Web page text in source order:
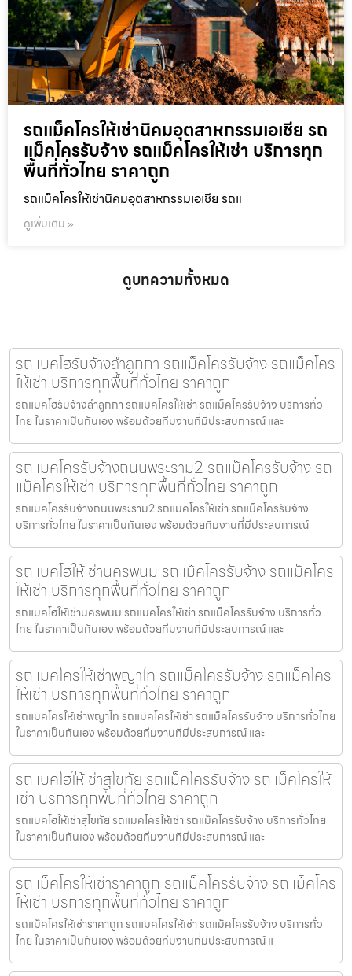
รถแม็คโครให้เช่านิคมอุตสาหกรรมเอเชีย รถ
แม็คโครรับจ้าง รถแม็คโครให้เช่า บริการทุก
พื้นที่ทั่วไทย ราคาถูก
รถแม็คโครให้เช่านิคมอุตสาหกรรมเอเชีย รถแ
ดูเพิ่มเติม »
ดูบทความทั้งหมด
รถแบคโฮรับจ้างลำลูกกา รถแม็คโครรับจ้าง รถแม็คโคร
ให้เช่า บริการทุกพื้นที่ทั่วไทย ราคาถูก
รถแบคโฮรับจ้างลำลูกกา รถแมคโครให้เช่า รถแม็คโครรับจ้าง บริการทั่ว
ไทย ในราคาเป็นกันเอง พร้อมด้วยทีมงานที่มีประสบการณ์ และ
รถแมคโครรับจ้างถนนพระราม2 รถแม็คโครรับจ้าง รถ
แม็คโครให้เช่า บริการทุกพื้นที่ทั่วไทย ราคาถูก
รถแมคโครรับจ้างถนนพระราม2 รถแมคโครให้เช่า รถแม็คโครรับจ้าง
บริการทั่วไทย ในราคาเป็นกันเอง พร้อมด้วยทีมงานที่มีประสบการณ์
รถแบคโฮให้เช่านครพนม รถแม็คโครรับจ้าง รถแม็คโคร
ให้เช่า บริการทุกพื้นที่ทั่วไทย ราคาถูก
รถแบคโฮให้เช่านครพนม รถแมคโครให้เช่า รถแม็คโครรับจ้าง บริการทั่ว
ไทย ในราคาเป็นกันเอง พร้อมด้วยทีมงานที่มีประสบการณ์ และ
รถแมคโครให้เช่าพญาไท รถแม็คโครรับจ้าง รถแม็คโคร
ให้เช่า บริการทุกพื้นที่ทั่วไทย ราคาถูก
รถแมคโครให้เช่าพญาไท รถแมคโครให้เช่า รถแม็คโครรับจ้าง บริการทั่วไทย
ในราคาเป็นกันเอง พร้อมด้วยทีมงานที่มีประสบการณ์ และ
รถแบคโฮให้เช่าสุโขทัย รถแม็คโครรับจ้าง รถแม็คโครให้
เช่า บริการทุกพื้นที่ทั่วไทย ราคาถูก
รถแบคโฮให้เช่าสุโขทัย รถแมคโครให้เช่า รถแม็คโครรับจ้าง บริการทั่วไทย
ในราคาเป็นกันเอง พร้อมด้วยทีมงานที่มีประสบการณ์ และ
รถแม็คโครให้เช่าราคาถูก รถแม็คโครรับจ้าง รถแม็คโคร
ให้เช่า บริการทุกพื้นที่ทั่วไทย ราคาถูก
รถแม็คโครให้เช่าราคาถูก รถแมคโครให้เช่า รถแม็คโครรับจ้าง บริการทั่ว
ไทย ในราคาเป็นกันเอง พร้อมด้วยทีมงานที่มีประสบการณ์ แ